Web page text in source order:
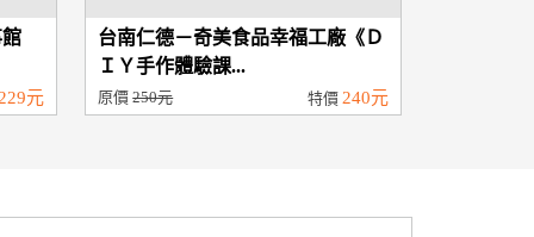
元
台南仁德－奇美食品幸福工廠《Ｄ
ＩＹ手作體驗課...
原價250元 特價 240元